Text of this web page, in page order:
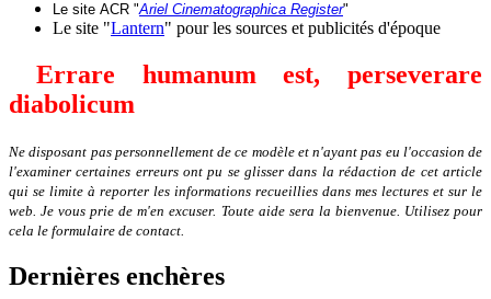
Le site ACR "Ariel Cinematographica Register"
Le site "Lantern" pour les sources et publicités d'époque
Errare humanum est, perseverare
diabolicum
Ne disposant pas personnellement de ce modèle et n'ayant pas eu l'occasion de
l'examiner certaines erreurs ont pu se glisser dans la rédaction de cet article
qui se limite à reporter les informations recueillies dans mes lectures et sur le
web. Je vous prie de m'en excuser. Toute aide sera la bienvenue. Utilisez pour
cela le formulaire de contact.
Dernières enchères